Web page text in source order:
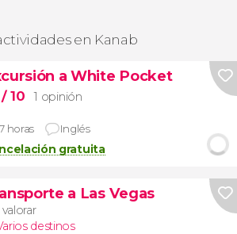
en Kanab
a White Pocket
/ 10 1 opinión
7 horas Inglés
gratuita
a Las Vegas
valorar
destinos